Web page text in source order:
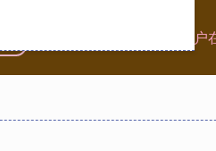
全国炒股配资门户